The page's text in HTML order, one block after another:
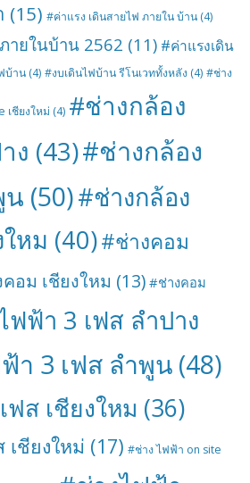
(15) #ค่าแรง เดินสายไฟ ภายใน บ้าน (4)
ายในบ้าน 2562 (11) #ค่าแรงเดิน
บ้าน (4) #งบเดินไฟบ้าน รีโนเวททั้งหลัง (4) #ช่าง
เชียงใหม่ (4) #ช่างกล้อง
ง (43)#ช่างกล้อง
น (50)#ช่างกล้อง
หม (40)#ช่างคอม
อม เชียงใหม (13) #ช่างคอม
ฟฟ้า 3 เฟส ลำปาง
า 3 เฟส ลำพูน (48)
ส เชียงใหม (36)
เชียงใหม่ (17) #ช่าง ไฟฟ้า on site